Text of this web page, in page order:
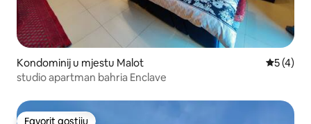
Kondominij u mjestu Malot
5 (4)
studio apartman bahria Enclave
Favorit gostiju